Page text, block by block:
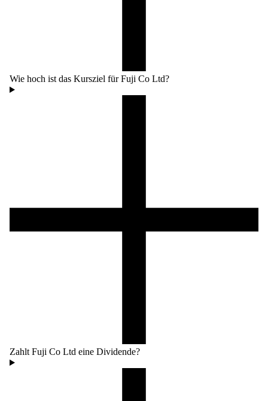
Wie hoch ist das Kursziel für Fuji Co Ltd?
Zahlt Fuji Co Ltd eine Dividende?